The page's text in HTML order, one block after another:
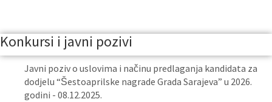
Konkursi i javni pozivi
Javni poziv o uslovima i načinu predlaganja kandidata za
dodjelu “Šestoaprilske nagrade Grada Sarajeva” u 2026.
godini - 08.12.2025.